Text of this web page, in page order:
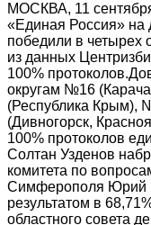
МОСКВА, 11
«Единая Россия» на
победили в четырех
из данных
100%
округам №16
(Республика Крым),
(Дивногорск,
100% протоколов
Солтан Узденов
комитета по
Симферополя Юрий
результатом в
областного совета